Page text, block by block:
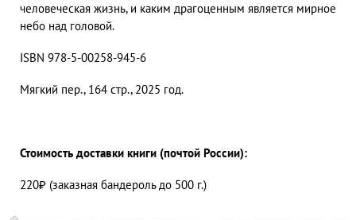
человеческая жизнь, и каким драгоценным является мирное
небо над головой.
ISBN 978-5-00258-945-6
Мягкий пер., 164 стр., 2025 год.
Стоимость доставки книги (почтой России):
220₽ (заказная бандероль до 500 г.)